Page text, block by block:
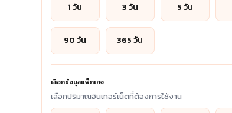
1 วัน 3 วัน 5 วัน
90 วัน 365 วัน
เลือกข้อมูลแพ็กเกจ
เลือกปริมาณอินเทอร์เน็ตที่ต้องการใช้งาน